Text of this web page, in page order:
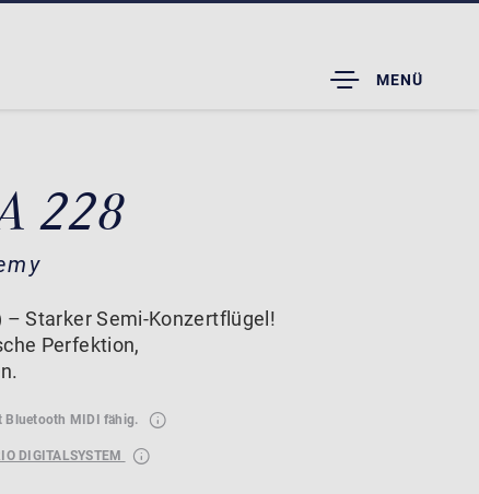
TOGGLE
DROPDOWN
MENÜ
228
– Starker Semi-Konzertflügel!
Perfektion,
Bluetooth MIDI fähig.
DIGITALSYSTEM